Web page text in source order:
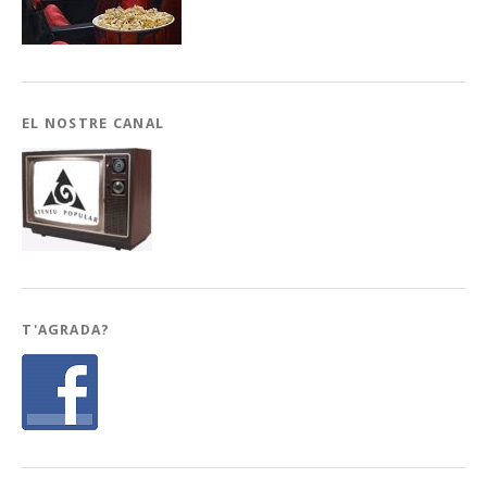
EL NOSTRE CANAL
T'AGRADA?